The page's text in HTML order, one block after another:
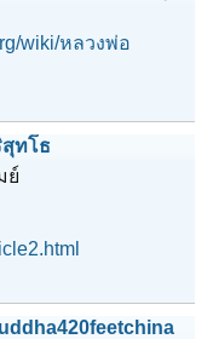
wiki/หลวงพ่อ
ทโธ
ย์